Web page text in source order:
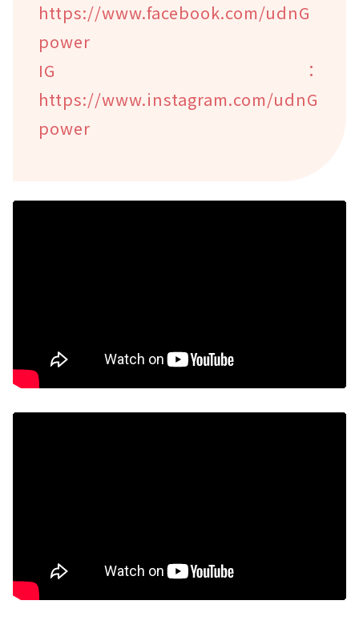
https://www.facebook.com/udnG
power
IG：
https://www.instagram.com/udnG
power